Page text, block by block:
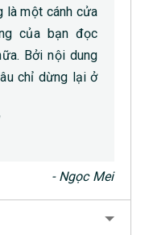
là một cánh cửa
của bạn đọc
Bởi nội dung
chỉ dừng lại ở
‎- Ngọc Mei